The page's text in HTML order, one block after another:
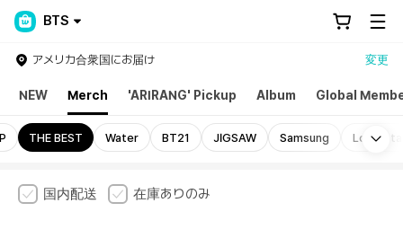
BTS
アメリカ合衆国にお届け 変更
NEW Merch 'ARIRANG' Pickup Album Global
THE BEST Water BT21 JIGSAW Samsung Logo
国内配送 在庫ありのみ